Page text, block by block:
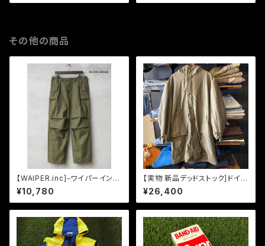
その他の商品
【WAIPER.inc]-ワイパーイン
ク-米軍 M-65 フィールドカー
ゴパンツ 初期型 -OLIVE DRA
B
¥10,780
【実物 新品デッドストック]ドイツ
軍- ロングフィールドパーカー
¥26,400